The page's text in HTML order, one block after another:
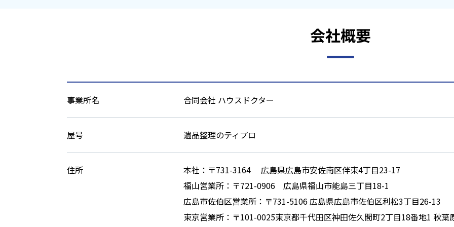
会社概要
事業所名 合同会社 ハウスドクター
屋号 遺品整理のティプロ
住所
本社：〒731-3164 広島県広島市安佐南区伴東4丁目23-17
福山営業所：〒721-0906 広島県福山市能島三丁目18-1
広島市佐伯区営業所：〒731-5106 広島県広島市佐伯区利松3丁目26-13
東京営業所：〒101-0025東京都千代田区神田佐久間町2丁目18番地1 秋葉